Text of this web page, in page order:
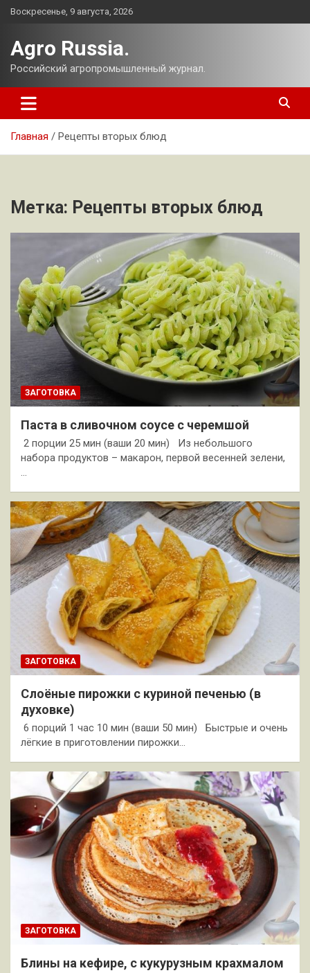
Перейти
Воскресенье, 9 августа, 2026
Agro Russia.
Российский агропромышленный журнал.
Главная Рецепты вторых блюд
Метка: Рецепты вторых блюд
ЗАГОТОВКА
Паста в сливочном соусе с черемшой
2 порции 25 мин (ваши 20 мин) Из небольшого
набора продуктов – макарон, первой весенней зелени,
…
ЗАГОТОВКА
Слоёные пирожки с куриной печенью (в
духовке)
6 порций 1 час 10 мин (ваши 50 мин) Быстрые и очень
лёгкие в приготовлении пирожки…
ЗАГОТОВКА
Блины на кефире, с кукурузным крахмалом